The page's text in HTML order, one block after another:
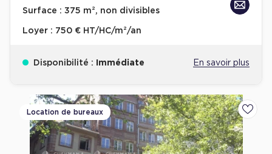
Surface : 375 m², non divisibles
Loyer : 750 € HT/HC/m²/an
Disponibilité : Immédiate En savoir plus
Location de bureaux